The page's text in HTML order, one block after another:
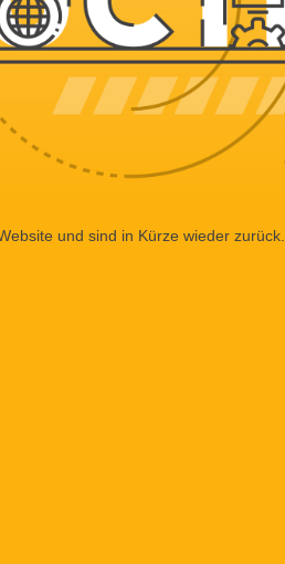
und sind in Kürze wieder zurück.